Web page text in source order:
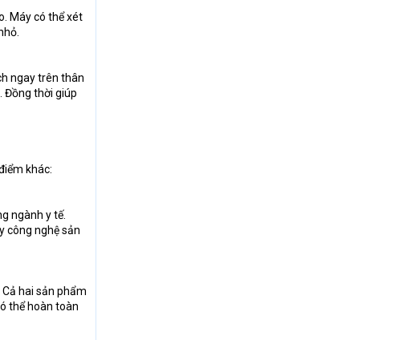
Máy có thể xét
ngay trên thân
Đồng thời giúp
khác:
ngành y tế.
công nghệ sản
hai sản phẩm
thể hoàn toàn